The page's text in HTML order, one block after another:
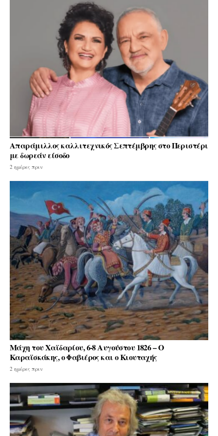
Απαράμιλλος καλλιτεχνικός Σεπτέμβρης στο Περιστέρι
με δωρεάν είσοδο
2 ημέρες πριν
Μάχη του Χαϊδαρίου, 6-8 Αυγούστου 1826 – Ο
Καραϊσκάκης, ο Φαβιέρος και ο Κιουταχής
2 ημέρες πριν